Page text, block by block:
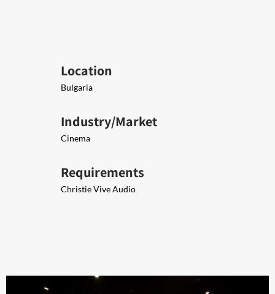
Location
Bulgaria
Industry/Market
Cinema
Requirements
Christie Vive Audio